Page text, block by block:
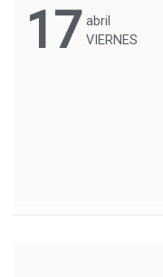
17 abril
VIERNES